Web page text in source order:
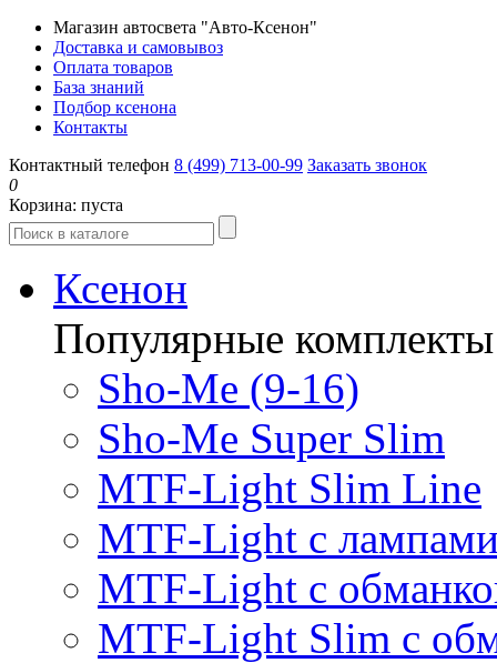
Магазин автосвета "Авто-Ксенон"
Доставка и самовывоз
Оплата товаров
База знаний
Подбор ксенона
Контакты
Контактный телефон 8 (499) 713-00-99 Заказать звонок
0
Корзина: пуста
Ксенон
Популярные комплекты
Sho-Me (9-16)
Sho-Me Super Slim
MTF-Light Slim Line
MTF-Light с
MTF-Light с
MTF-Light Slim с